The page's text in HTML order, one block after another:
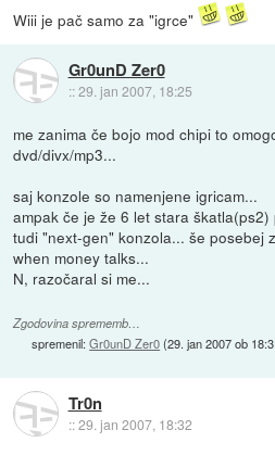
Wiii je pač samo za "igrce"
Gr0unD Zer0
::29. jan 2007, 18:25
me zanima če bojo mod chipi to
dvd/divx/mp3...
saj konzole so namenjene igricam...
ampak če je že 6 let stara
tudi "next-gen" konzola... še posebej
when money talks...
N, razočaral si me...
Zgodovina sprememb…
spremenil:Gr0unD Zer0(29. jan 2007 ob
Tr0n
::29. jan 2007, 18:32